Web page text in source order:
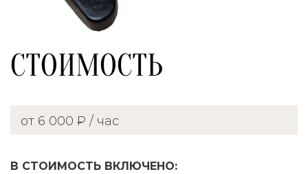
СТОИМОСТЬ
от 6 000 ₽ / час
В СТОИМОСТЬ ВКЛЮЧЕНО: